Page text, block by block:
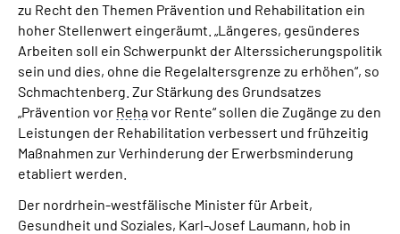
zu Recht den Themen Prävention und Rehabilitation ein
hoher Stellenwert eingeräumt. „Längeres, gesünderes
Arbeiten soll ein Schwerpunkt der Alterssicherungspolitik
sein und dies, ohne die Regelaltersgrenze zu erhöhen“, so
Schmachtenberg. Zur Stärkung des Grundsatzes
„Prävention vor Rehavor Rente“ sollen die Zugänge zu den
Leistungen der Rehabilitation verbessert und frühzeitig
Maßnahmen zur Verhinderung der Erwerbsminderung
etabliert werden.
Der nordrhein-westfälische Minister für Arbeit,
Gesundheit und Soziales, Karl-Josef Laumann, hob in